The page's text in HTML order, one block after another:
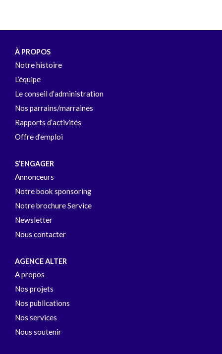
À PROPOS
Notre histoire
L’équipe
Le conseil d’administration
Nos parrains/marraines
Rapports d’activités
Offre d’emploi
S’ENGAGER
Annonceurs
Notre book sponsoring
Notre brochure Service
Newsletter
Nous contacter
AGENCE ALTER
A propos
Nos projets
Nos publications
Nos services
Nous soutenir